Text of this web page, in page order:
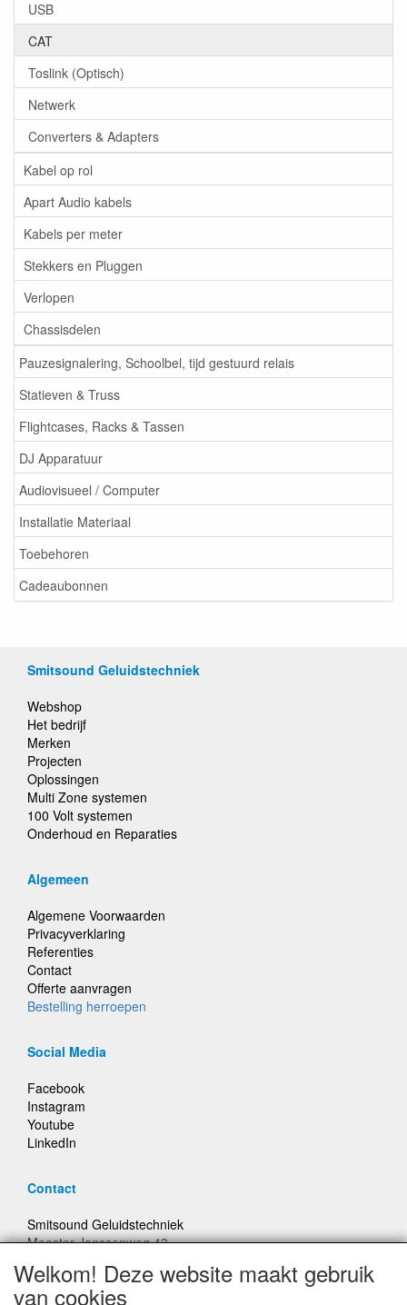
USB
CAT
Toslink (Optisch)
Netwerk
Converters & Adapters
Kabel op rol
Apart Audio kabels
Kabels per meter
Stekkers en Pluggen
Verlopen
Chassisdelen
Pauzesignalering, Schoolbel, tijd gestuurd relais
Statieven & Truss
Flightcases, Racks & Tassen
DJ Apparatuur
Audiovisueel / Computer
Installatie Materiaal
Toebehoren
Cadeaubonnen
Smitsound Geluidstechniek
Webshop
Het bedrijf
Merken
Projecten
Oplossingen
Multi Zone systemen
100 Volt systemen
Onderhoud en Reparaties
Algemeen
Algemene Voorwaarden
Privacyverklaring
Referenties
Contact
Offerte aanvragen
Bestelling herroepen
Social Media
Facebook
Instagram
Youtube
LinkedIn
Contact
Smitsound Geluidstechniek
Meester Janssenweg 43
E-mail: info@smitsound.nl
Telefoon: +31-(0)6-22256322
Welkom! Deze website maakt gebruik
van cookies